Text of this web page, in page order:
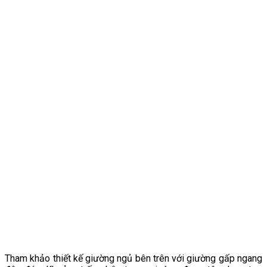
Tham khảo thiết kế giường ngủ bên trên với giường gấp ngang